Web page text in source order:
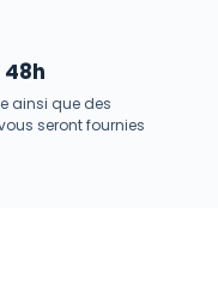
48h
ainsi que des
seront fournies